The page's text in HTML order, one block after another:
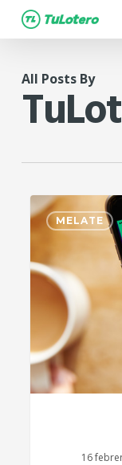
Skip
to
contentAll Posts By
MELATE
16